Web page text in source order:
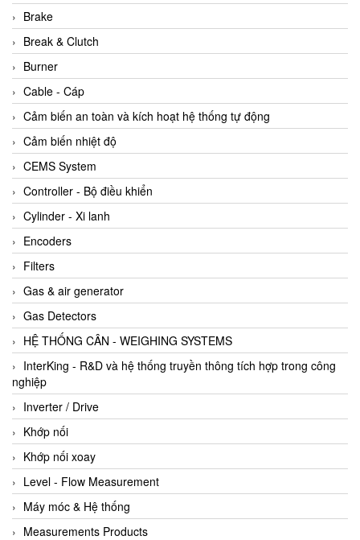
Brake
Break & Clutch
Burner
Cable - Cáp
Cảm biến an toàn và kích hoạt hệ thống tự động
Cảm biến nhiệt độ
CEMS System
Controller - Bộ điều khiển
Cylinder - Xi lanh
Encoders
Filters
Gas & air generator
Gas Detectors
HỆ THỐNG CÂN - WEIGHING SYSTEMS
InterKing - R&D và hệ thống truyền thông tích hợp trong công
nghiệp
Inverter / Drive
Khớp nối
Khớp nối xoay
Level - Flow Measurement
Máy móc & Hệ thống
Measurements Products